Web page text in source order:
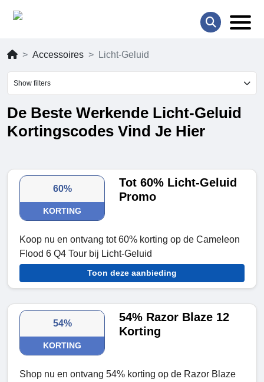
Accessoires Licht-Geluid
Show filters
De Beste Werkende Licht-Geluid
Kortingscodes Vind Je Hier
60%
KORTING
Tot 60% Licht-Geluid
Promo
Koop nu en ontvang tot 60% korting op de Cameleon
Flood 6 Q4 Tour bij Licht-Geluid
Toon deze aanbieding
54%
KORTING
54% Razor Blaze 12
Korting
Shop nu en ontvang 54% korting op de Razor Blaze